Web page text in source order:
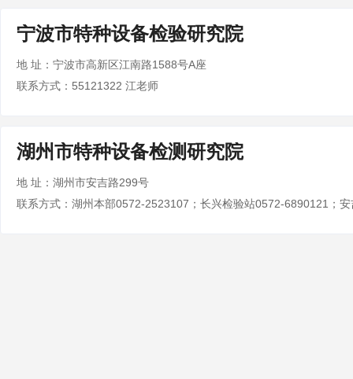
宁波市特种设备检验研究院
地 址：宁波市高新区江南路1588号A座
联系方式：55121322 江老师
湖州市特种设备检测研究院
地 址：湖州市安吉路299号